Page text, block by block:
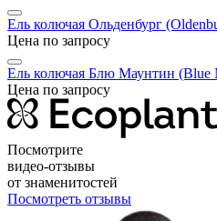
Ель колючая Ольденбург
Цена по запросу
Ель колючая Блю Маунтин (Blue
Цена по запросу
Посмотрите
видео-отзывы
от знаменитостей
Посмотреть отзывы